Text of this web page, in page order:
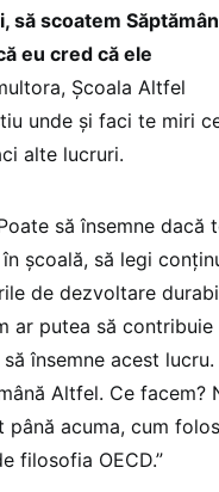
să scoatem
eu cred că ele
Școala Altfel
unde și faci te miri
alte lucruri.
să însemne dacă
școală, să legi
de dezvoltare
ar putea să contribuie
însemne acest lucru.
Altfel. Ce facem?
până acuma, cum
filosofia OECD.”